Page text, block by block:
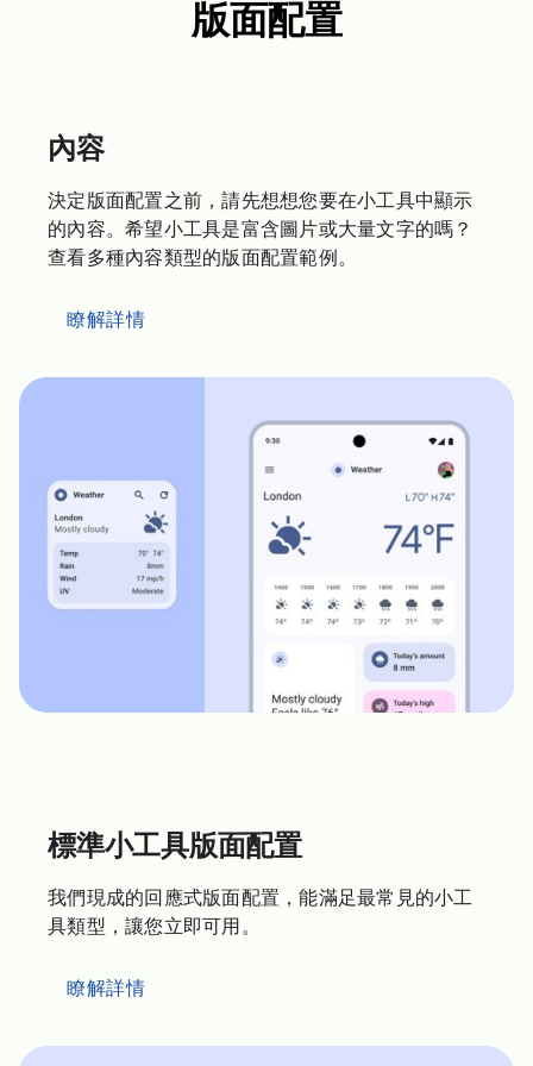
版面配置
內容
決定版面配置之前，請先想想您要在小工具中顯示
的內容。希望小工具是富含圖片或大量文字的嗎？
查看多種內容類型的版面配置範例。
瞭解詳情
標準小工具版面配置
我們現成的回應式版面配置，能滿足最常見的小工
具類型，讓您立即可用。
瞭解詳情